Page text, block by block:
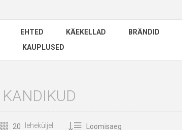
EHTED KÄEKELLAD BRÄNDID
KAUPLUSED
KANDIKUD
leheküljel